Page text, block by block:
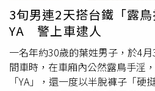
加部分自強號停靠礁溪站外，假
車。由於雪山隧道與國道5號長年
消息曝光後，不少網友直呼「終
疑人生」，認為有機會吸引部分
潮。除了班次與時刻調整，台鐵
將逐步淘汰舊型莒光號，改由
3旬男連2天搭台鐵「露
YA 警上車逮人
一名年約30歲的葉姓男子，於4
間車時，在車廂內公然露鳥手淫
「YA」，還一度以半脫褲子「